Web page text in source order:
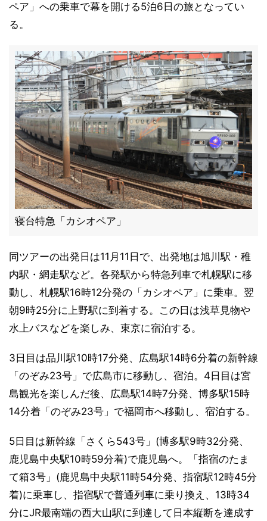
ペア」への乗車で幕を開ける5泊6日の旅となってい
る。
寝台特急「カシオペア」
同ツアーの出発日は11月11日で、出発地は旭川駅・稚
内駅・網走駅など。各発駅から特急列車で札幌駅に移
動し、札幌駅16時12分発の「カシオペア」に乗車。翌
朝9時25分に上野駅に到着する。この日は浅草見物や
水上バスなどを楽しみ、東京に宿泊する。
3日目は品川駅10時17分発、広島駅14時6分着の新幹線
「のぞみ23号」で広島市に移動し、宿泊。4日目は宮
島観光を楽しんだ後、広島駅14時7分発、博多駅15時
14分着「のぞみ23号」で福岡市へ移動し、宿泊する。
5日目は新幹線「さくら543号」(博多駅9時32分発、
鹿児島中央駅10時59分着)で鹿児島へ。「指宿のたま
て箱3号」(鹿児島中央駅11時54分発、指宿駅12時45分
着)に乗車し、指宿駅で普通列車に乗り換え、13時34
分にJR最南端の西大山駅に到達して日本縦断を達成す